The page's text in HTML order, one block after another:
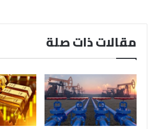
مقالات ذات صلة